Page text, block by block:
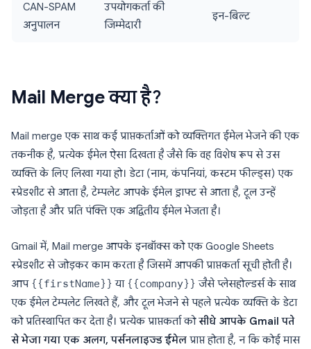
CAN-SPAM
अनुपालन
उपयोगकर्ता की
जिम्मेदारी
इन-बिल्ट
Mail Merge क्या है?
Mail merge एक साथ कई प्राप्तकर्ताओं को व्यक्तिगत ईमेल भेजने की एक
तकनीक है, प्रत्येक ईमेल ऐसा दिखता है जैसे कि वह विशेष रूप से उस
व्यक्ति के लिए लिखा गया हो। डेटा (नाम, कंपनियां, कस्टम फील्ड्स) एक
स्प्रेडशीट से आता है, टेम्पलेट आपके ईमेल ड्राफ्ट से आता है, टूल उन्हें
जोड़ता है और प्रति पंक्ति एक अद्वितीय ईमेल भेजता है।
Gmail में, Mail merge आपके इनबॉक्स को एक Google Sheets
स्प्रेडशीट से जोड़कर काम करता है जिसमें आपकी प्राप्तकर्ता सूची होती है।
आप {{firstName}} या {{company}} जैसे प्लेसहोल्डर्स के साथ
एक ईमेल टेम्पलेट लिखते हैं, और टूल भेजने से पहले प्रत्येक व्यक्ति के डेटा
को प्रतिस्थापित कर देता है। प्रत्येक प्राप्तकर्ता कोसीधे आपके Gmail पते
से भेजा गया एक अलग, पर्सनलाइज्ड ईमेल प्राप्त होता है, न कि कोई मास